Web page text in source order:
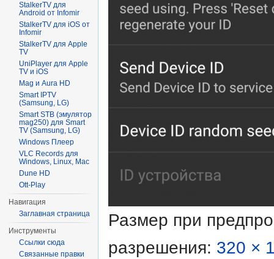
Размер при
разрешения: 320 ×
StalkerTV для
Android от Infomir
StalkerTV для iOS от
Infomir
StalkerTV для Apple
TV
UniPlayer для Apple
TV и iOS
Mag и Aura HD
Smart IPTV
(Samsung, LG)
Smart STB (эмулятор
mag250) для Smart
TV (Samsung, LG)
Windows Плеер
VLC Records для
Windows, Linux, Mac
Dune HD
Ott-Play
Навигация
Заглавная страница
Инструменты
Ссылки сюда
Связанные правки